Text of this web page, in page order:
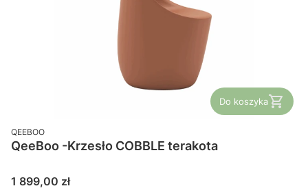
Do koszyka
PRODUCENT
QEEBOO
QeeBoo -Krzesło COBBLE terakota
Cena
1 899,00 zł